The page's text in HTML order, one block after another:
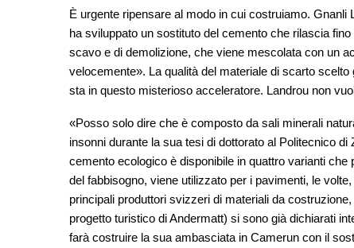
È urgente ripensare al modo in cui costruiamo.
ha sviluppato un sostituto del cemento che rilascia
scavo e di demolizione, che viene mescolata con un
velocemente». La qualità del materiale di scarto
sta in questo misterioso acceleratore. Landrou non
«Posso solo dire che è composto da sali minerali
insonni durante la sua tesi di dottorato al Politecnico
cemento ecologico è disponibile in quattro varianti
del fabbisogno, viene utilizzato per i pavimenti, le
principali produttori svizzeri di materiali da
progetto turistico di Andermatt) si sono già dichiarati
farà costruire la sua ambasciata in Camerun con il